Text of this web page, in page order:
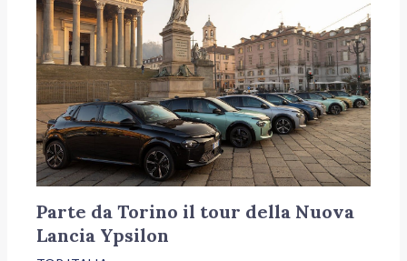
Parte da Torino il tour della Nuova
Lancia Ypsilon